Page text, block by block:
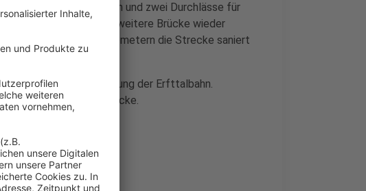
Bauteams zwei Brücken und zwei Durchlässe für
aufgebaut sowie eine weitere Brücke wieder
Länge von zehn Kilometern die Strecke saniert
für die Elektrifizierung der Erfttalbahn.
an der Strecke.
ist ärgerlich"